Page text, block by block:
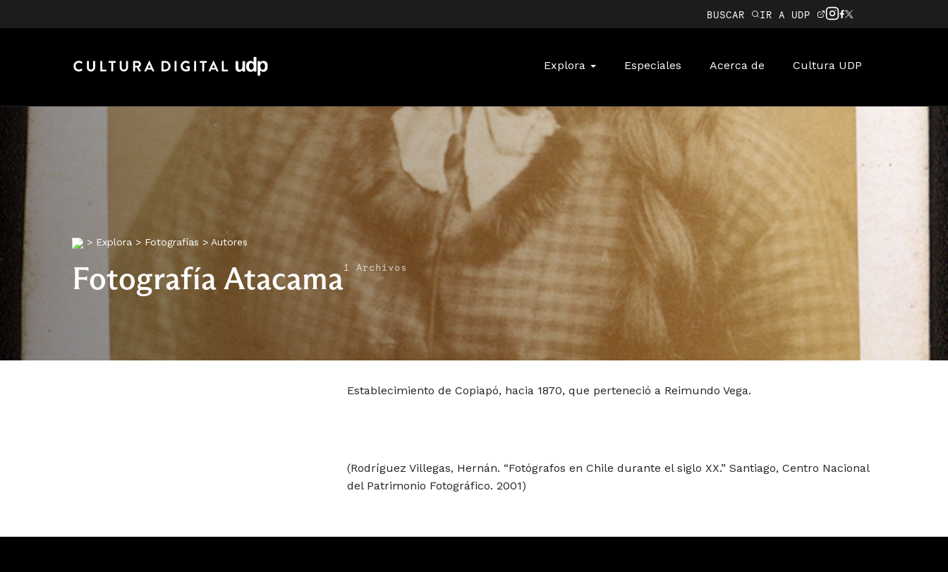
BUSCAR IR A UDP
Explora Especiales Acerca de Cultura UDP
> Explora > Fotografías > Autores
Fotografía Atacama1 Archivos
Establecimiento de Copiapó, hacia 1870, que perteneció a Reimundo Vega.
(Rodríguez Villegas, Hernán. “Fotógrafos en Chile durante el siglo XX.” Santiago, Centro Nacional
del Patrimonio Fotográfico. 2001)